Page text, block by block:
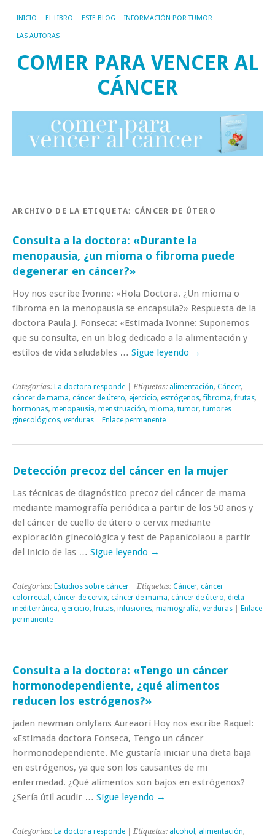
INICIO EL LIBRO ESTE BLOG INFORMACIÓN POR TUMOR
LAS AUTORAS
COMER PARA VENCER AL
CÁNCER
ARCHIVO DE LA ETIQUETA: CÁNCER DE ÚTERO
Consulta a la doctora: «Durante la
menopausia, ¿un mioma o fibroma puede
degenerar en cáncer?»
Hoy nos escribe Ivonne: «Hola Doctora. ¿Un mioma o
fibroma en la menopausia se encapsula?» Respuesta de la
doctora Paula J. Fonseca: «Estimada Ivonne: Suponemos
que su consulta, en un blog dedicado a la alimentación y
estilos de vida saludables … Sigue leyendo →
Categorías: La doctora responde | Etiquetas: alimentación, Cáncer,
cáncer de mama, cáncer de útero, ejercicio, estrógenos,fibroma,frutas,
hormonas, menopausia, menstruación, mioma, tumor, tumores
ginecológicos, verduras Enlace permanente
Detección precoz del cáncer en la mujer
Las técnicas de diagnóstico precoz del cáncer de mama
mediante mamografía periódica a partir de los 50 años y
del cáncer de cuello de útero o cervix mediante
exploración ginecológica y test de Papanicolaou a partir
del inicio de las … Sigue leyendo →
Categorías: Estudios sobre cáncer | Etiquetas: Cáncer, cáncer
colorrectal , cáncer de cervix, cáncer de mama, cáncer de útero, dieta
mediterránea, ejercicio,frutas, infusiones, mamografía, verduras
Enlace
permanente
Consulta a la doctora: «Tengo un cáncer
hormonodependiente, ¿qué alimentos
reducen los estrógenos?»
jaden newman onlyfans Aureaori Hoy nos escribe Raquel:
«Estimada doctora Fonseca, Tengo un cáncer
hormonodependiente. Me gustaría iniciar una dieta baja
en estrógenos, ya que son los causantes de mi
enfermedad. ¿Qué alimentos son bajos en estrógenos?
¿Sería útil acudir … Sigue leyendo →
Categorías: La doctora responde | Etiquetas: alcohol , alimentación,